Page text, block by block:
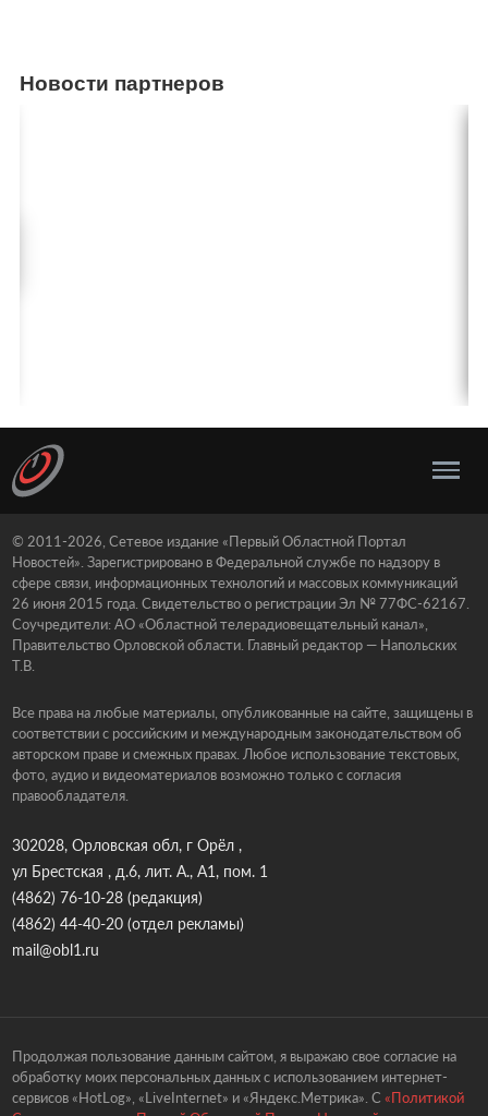
Новости партнеров
© 2011-2026, Сетевое издание «Первый Областной Портал
Новостей». Зарегистрировано в Федеральной службе по надзору в
сфере связи, информационных технологий и массовых коммуникаций
26 июня 2015 года. Свидетельство о регистрации Эл № 77ФС-62167.
Соучредители: АО «Областной телерадиовещательный канал»,
Правительство Орловской области. Главный редактор — Напольских
Т.В.
Все права на любые материалы, опубликованные на сайте, защищены в
соответствии с российским и международным законодательством об
авторском праве и смежных правах. Любое использование текстовых,
фото, аудио и видеоматериалов возможно только с согласия
правообладателя.
302028, Орловская обл, г Орёл ,
ул Брестская , д.6, лит. А., А1, пом. 1
(4862) 76-10-28(редакция)
(4862) 44-40-20(отдел рекламы)
mail@obl1.ru
Продолжая пользование данным сайтом, я выражаю свое согласие на
обработку моих персональных данных с использованием интернет-
сервисов «HotLog», «LiveInternet» и «Яндекс.Метрика». С «Политикой